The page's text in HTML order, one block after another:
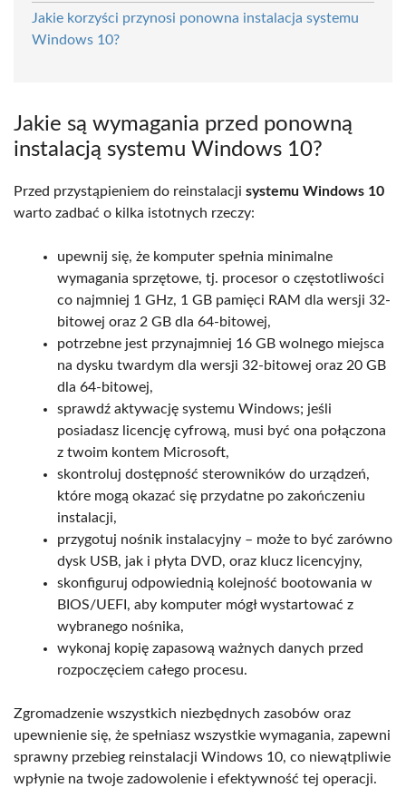
Jakie korzyści przynosi ponowna instalacja systemu
Windows 10?
Jakie są wymagania przed ponowną
instalacją systemu Windows 10?
Przed przystąpieniem do reinstalacji systemu Windows 10
warto zadbać o kilka istotnych rzeczy:
upewnij się, że komputer spełnia minimalne
wymagania sprzętowe, tj. procesor o częstotliwości
co najmniej 1 GHz, 1 GB pamięci RAM dla wersji 32-
bitowej oraz 2 GB dla 64-bitowej,
potrzebne jest przynajmniej 16 GB wolnego miejsca
na dysku twardym dla wersji 32-bitowej oraz 20 GB
dla 64-bitowej,
sprawdź aktywację systemu Windows; jeśli
posiadasz licencję cyfrową, musi być ona połączona
z twoim kontem Microsoft,
skontroluj dostępność sterowników do urządzeń,
które mogą okazać się przydatne po zakończeniu
instalacji,
przygotuj nośnik instalacyjny – może to być zarówno
dysk USB, jak i płyta DVD, oraz klucz licencyjny,
skonfiguruj odpowiednią kolejność bootowania w
BIOS/UEFI, aby komputer mógł wystartować z
wybranego nośnika,
wykonaj kopię zapasową ważnych danych przed
rozpoczęciem całego procesu.
Zgromadzenie wszystkich niezbędnych zasobów oraz
upewnienie się, że spełniasz wszystkie wymagania, zapewni
sprawny przebieg reinstalacji Windows 10, co niewątpliwie
wpłynie na twoje zadowolenie i efektywność tej operacji.